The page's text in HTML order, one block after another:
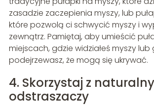
zasadzie zaczepienia myszy, lub
które pozwolą ci schwycić myszy i
zewnątrz. Pamiętaj, aby umieścić
miejscach, gdzie widziałeś myszy lub
podejrzewasz, że mogą się ukrywać.
4. Skorzystaj z
odstraszaczy